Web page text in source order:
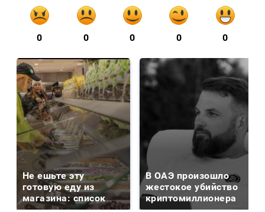
0 0 0 0 0
Не ешьте эту
готовую еду из
магазина: список
В ОАЭ произошло
жестокое убийство
криптомиллионера